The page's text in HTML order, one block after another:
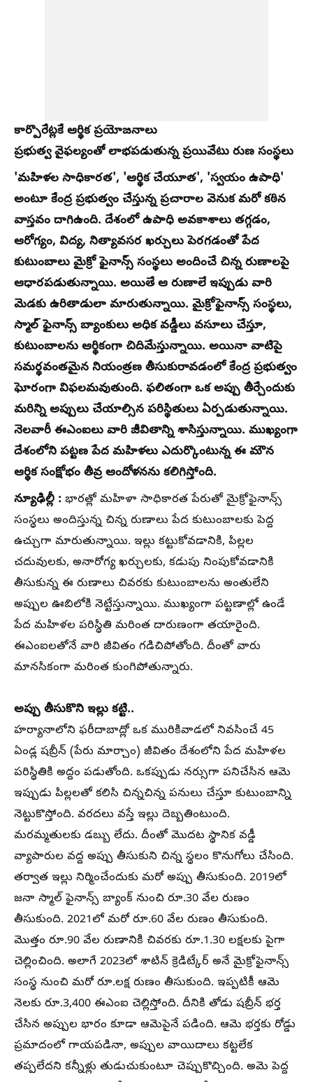
కార్పొరేట్లకే ఆర్థిక ప్రయోజనాలు
ప్రభుత్వ వైఫల్యంతో లాభపడుతున్న ప్రయివేటు రుణ సంస్థలు
'మహిళల సాధికారత', 'ఆర్థిక చేయూత', 'స్వయం ఉపాధి'
అంటూ కేంద్ర ప్రభుత్వం చేస్తున్న ప్రచారాల వెనుక మరో కఠిన
వాస్తవం దాగిఉంది. దేశంలో ఉపాధి అవకాశాలు తగ్గడం,
ఆరోగ్యం, విద్య, నిత్యావసర ఖర్చులు పెరగడంతో పేద
కుటుంబాలు మైక్రో ఫైనాన్స్ సంస్థలు అందించే చిన్న రుణాలపై
ఆధారపడుతున్నాయి. అయితే ఆ రుణాలే ఇప్పుడు వారి
మెడకు ఉరితాడులా మారుతున్నాయి. మైక్రోఫైనాన్స్ సంస్థలు,
స్మాల్ ఫైనాన్స్ బ్యాంకులు అధిక వడ్డీలు వసూలు చేస్తూ,
కుటుంబాలను ఆర్థికంగా చిదిమేస్తున్నాయి. అయినా వాటిపై
సమర్థవంతమైన నియంత్రణ తీసుకురావడంలో కేంద్ర ప్రభుత్వం
ఘోరంగా విఫలమవుతుంది. ఫలితంగా ఒక అప్పు తీర్చేందుకు
మరిన్ని అప్పులు చేయాల్సిన పరిస్థితులు ఏర్పడుతున్నాయి.
నెలవారీ ఈఎంఐలు వారి జీవితాన్ని శాసిస్తున్నాయి. ముఖ్యంగా
దేశంలోని పట్టణ పేద మహిళలు ఎదుర్కొంటున్న ఈ మౌన
ఆర్థిక సంక్షోభం తీవ్ర ఆందోళనను కలిగిస్తోంది.
న్యూఢిల్లీ : భారత్లో మహిళా సాధికారత పేరుతో మైక్రోఫైనాన్స్
సంస్థలు అందిస్తున్న చిన్న రుణాలు పేద కుటుంబాలకు పెద్ద
ఉచ్చుగా మారుతున్నాయి. ఇల్లు కట్టుకోవడానికి, పిల్లల
చదువులకు, అనారోగ్య ఖర్చులకు, కడుపు నింపుకోవడానికి
తీసుకున్న ఈ రుణాలు చివరకు కుటుంబాలను అంతులేని
అప్పుల ఊబిలోకి నెట్టేస్తున్నాయి. ముఖ్యంగా పట్టణాల్లో ఉండే
పేద మహిళల పరిస్థితి మరింత దారుణంగా తయారైంది.
ఈఎంఐలతోనే వారి జీవితం గడిచిపోతోంది. దీంతో వారు
మానసికంగా మరింత కుంగిపోతున్నారు.
అప్పు తీసుకొని ఇల్లు కట్టి..
హర్యానాలోని ఫరీదాబాద్లో ఒక మురికివాడలో నివసించే 45
ఏండ్ల షబ్రీన్ (పేరు మార్చాం) జీవితం దేశంలోని పేద మహిళల
పరిస్థితికి అద్దం పడుతోంది. ఒకప్పుడు నర్సుగా పనిచేసిన ఆమె
ఇప్పుడు పిల్లలతో కలిసి చిన్నచిన్న పనులు చేస్తూ కుటుంబాన్ని
నెట్టుకొస్తోంది. వరదలు వస్తే ఇల్లు దెబ్బతింటుంది.
మరమ్మతులకు డబ్బు లేదు. దీంతో మొదట స్థానిక వడ్డీ
వ్యాపారుల వద్ద అప్పు తీసుకుని చిన్న స్థలం కొనుగోలు చేసింది.
తర్వాత ఇల్లు నిర్మించేందుకు మరో అప్పు తీసుకుంది. 2019లో
జనా స్మాల్ ఫైనాన్స్ బ్యాంక్ నుంచి రూ.30 వేల రుణం
తీసుకుంది. 2021లో మరో రూ.60 వేల రుణం తీసుకుంది.
మొత్తం రూ.90 వేల రుణానికి చివరకు రూ.1.30 లక్షలకు పైగా
చెల్లించింది. అలాగే 2023లో శాటిన్ క్రెడిట్కేర్ అనే మైక్రోఫైనాన్స్
సంస్థ నుంచి మరో రూ.లక్ష రుణం తీసుకుంది. ఇప్పటికీ ఆమె
నెలకు రూ.3,400 ఈఎంఐ చెల్లిస్తోంది. దీనికి తోడు షబ్రీన్ భర్త
చేసిన అప్పుల భారం కూడా ఆమెపైనే పడింది. ఆమె భర్తకు రోడ్డు
ప్రమాదంలో గాయపడినా, అప్పుల వాయిదాలు కట్టలేక
తప్పలేదని కన్నీళ్లు తుడుచుకుంటూ చెప్పుకొచ్చింది. అమె పెద్ద